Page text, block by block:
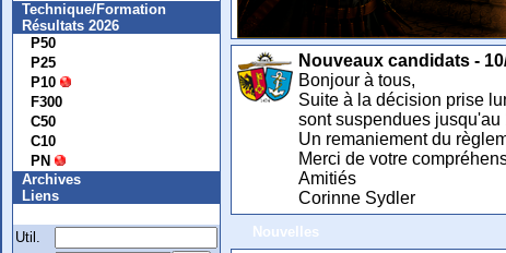
Technique/Formation
Résultats 2026
P50
P25
P10
F300
C50
C10
PN
Archives
Liens
Util.
Nouveaux candidats -
Bonjour à tous,
Suite à la décision prise
sont suspendues jusqu'au
Un remaniement du
Merci de votre
Amitiés
Corinne Sydler
Nouvelles